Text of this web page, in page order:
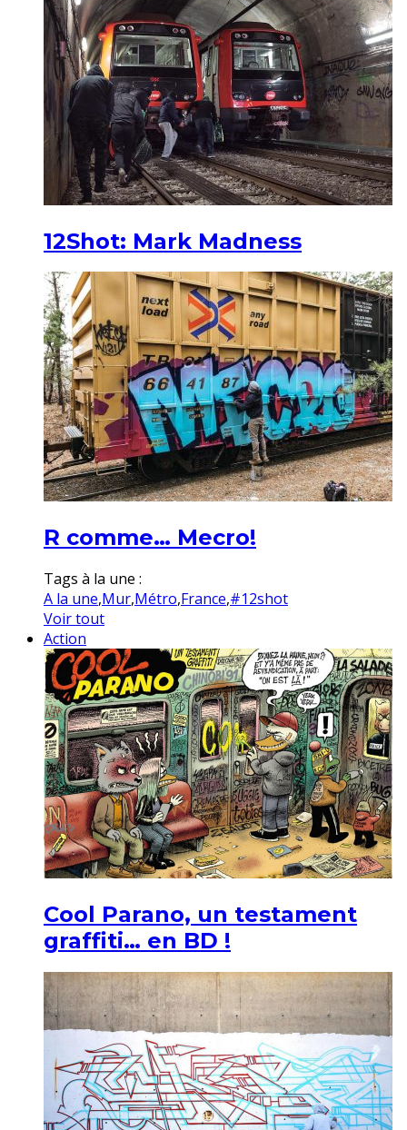
12Shot: Mark Madness
R comme… Mecro!
Tags à la une :
A la une,Mur,Métro,France,#12shot
Voir tout
Action
Cool Parano, un testament
graffiti… en BD !